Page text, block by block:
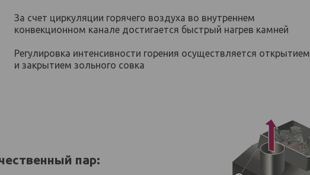
За счет циркуляции горячего воздуха во внутреннем
конвекционном канале достигается быстрый нагрев камней
Регулировка интенсивности горения осуществляется открытием
и закрытием зольного совка
пар: